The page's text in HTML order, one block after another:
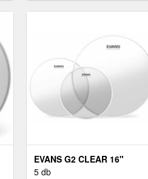
EVANS G2 CLEAR 16"
DOBBŐR
5 db